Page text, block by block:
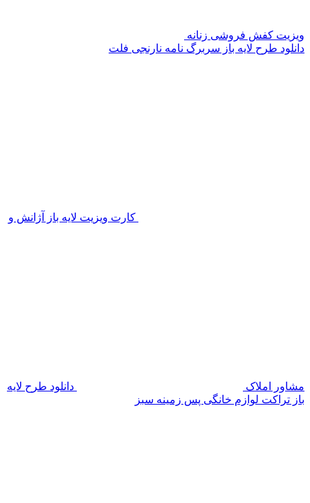
ویزیت کفش فروشی زنانه
دانلود طرح لایه باز سربرگ نامه نارنجی فلت
کارت ویزیت لایه باز آژانش و
مشاور املاک
دانلود طرح لایه
باز تراکت لوازم خانگی پس زمینه سبز